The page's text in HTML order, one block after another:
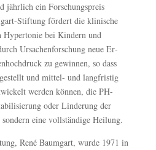
jährlich ein Forschungspreis
Stiftung fördert die klinische
Hypertonie bei Kin­dern und
Ursachenforschung neue Er­
zu gewinnen, so dass
und mittel- und langfristig
werden können, die PH-
oder Linderung der
sondern eine vollständige Heilung.
René Baumgart, wurde 1971 in